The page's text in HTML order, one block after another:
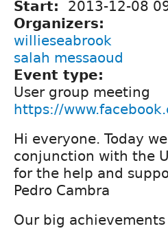
Start: 2013-12-08
Organizers:
willieseabrook
salah messaoud
Event type:
User group meeting
https://
Hi everyone. Today
conjunction with the
for the help and
Pedro Cambra
Our big